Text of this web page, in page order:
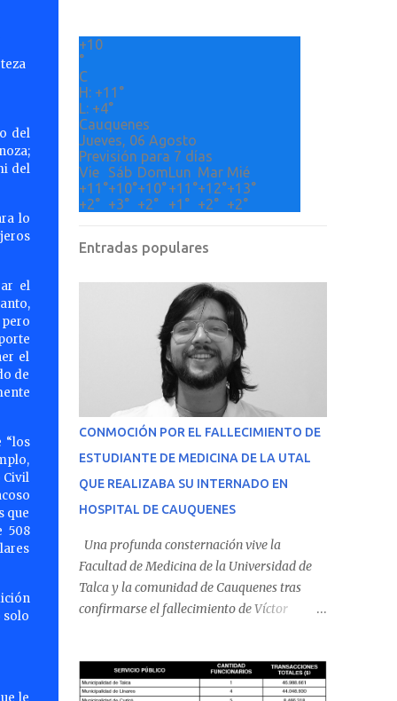
del
del
lo
el
el
de
“los
Civil
que
508
solo
le
+10
°
C
H: +11°
L: +4°
Cauquenes
Jueves, 06 Agosto
Previsión para 7 días
Vie
Sáb DomLun Mar Mié
+11°+10°+10°+11°+12°+13°
+2° +3° +2° +1° +2° +2°
Entradas populares
CONMOCIÓN POR EL FALLECIMIENTO DE
ESTUDIANTE DE MEDICINA DE LA UTAL
QUE REALIZABA SU INTERNADO EN
HOSPITAL DE CAUQUENES
Una profunda consternación vive la
Facultad de Medicina de la Universidad de
Talca y la comunidad de Cauquenes tras
confirmarse el fallecimiento de Víctor
Cauquenes. De acuerdo con los antecedentes
conocidos, el joven se presentó a cumplir su